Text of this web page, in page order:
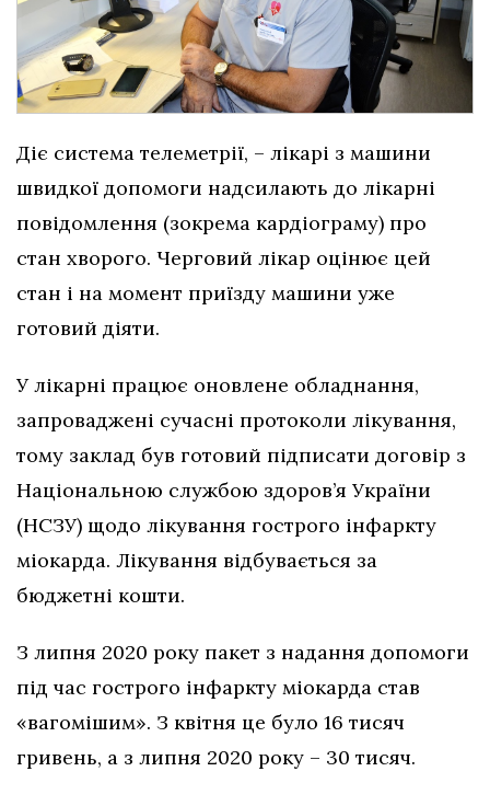
Діє система телеметрії, – лікарі з машини
швидкої допомоги надсилають до лікарні
повідомлення (зокрема кардіограму) про
стан хворого. Черговий лікар оцінює цей
стан і на момент приїзду машини уже
готовий діяти.
У лікарні працює оновлене обладнання,
запроваджені сучасні протоколи лікування,
тому заклад був готовий підписати договір з
Національною службою здоров’я України
(НСЗУ) щодо лікування гострого інфаркту
міокарда. Лікування відбувається за
бюджетні кошти.
З липня 2020 року пакет з надання допомоги
під час гострого інфаркту міокарда став
«вагомішим». З квітня це було 16 тисяч
гривень, а з липня 2020 року – 30 тисяч.